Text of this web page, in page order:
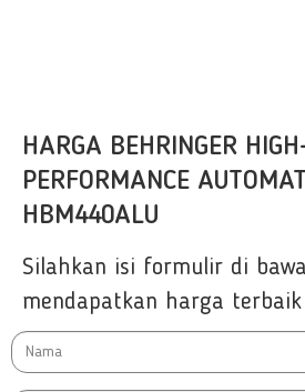
HARGA BEHRINGER
PERFORMANCE
HBM440ALU
Silahkan isi formulir di
mendapatkan harga